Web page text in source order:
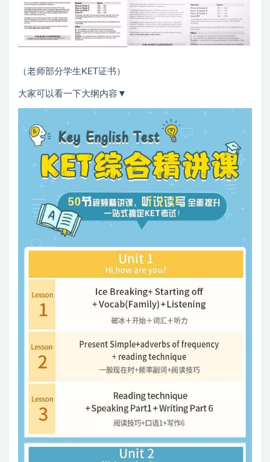
（老师部分学生KET证书）
大家可以看一下大纲内容▼